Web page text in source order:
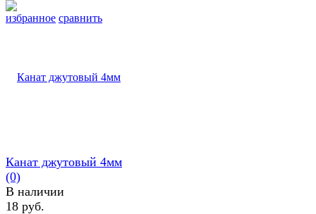
избранное сравнить
Канат джутовый 4мм
(0)
В наличии
18 руб.